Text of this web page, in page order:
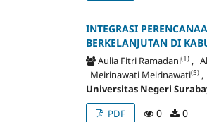
INTEGRASI
BERKELANJUTAN DI
Aulia Fitri Ramadani(1) ,
Meirinawati Meirinawati(5) ,
Universitas Negeri
PDF 0 0